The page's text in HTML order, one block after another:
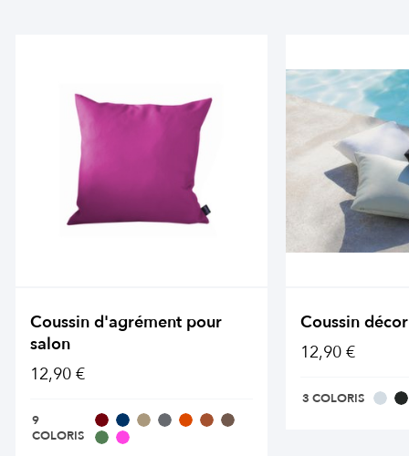
Coussin d'agrément pour
salon
12,90 €
9
COLORIS
Coussin
12,90 €
3 COLORIS